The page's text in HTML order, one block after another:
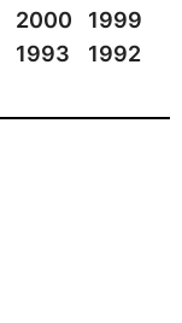
2000
1999
1993
1992